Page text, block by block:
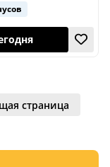
Сегодня
страница